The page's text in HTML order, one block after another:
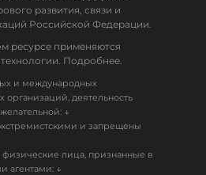
развития, связи и
Российской Федерации.
ресурсе применяются
Подробнее.
и международных
организаций, деятельность
↓
и запрещены
лица, признанные в
агентами: ↓